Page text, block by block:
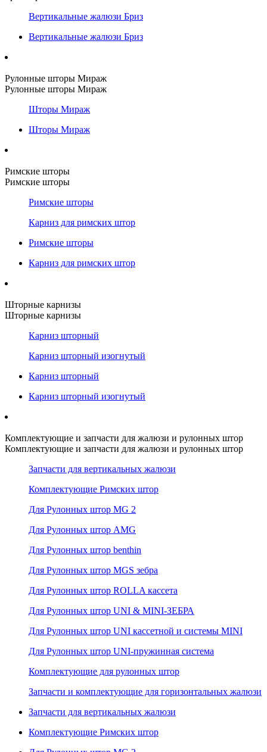
Вертикальные жалюзи Бриз
Вертикальные жалюзи Бриз
Рулонные шторы Мираж
Рулонные шторы Мираж
Шторы Мираж
Шторы Мираж
Римские шторы
Римские шторы
Римские шторы
Карниз для римских штор
Римские шторы
Карниз для римских штор
Шторные карнизы
Шторные карнизы
Карниз шторный
Карниз шторный изогнутый
Карниз шторный
Карниз шторный изогнутый
Комплектующие и запчасти для жалюзи и рулонных штор
Комплектующие и запчасти для жалюзи и рулонных штор
Запчасти для вертикальных жалюзи
Комплектующие Римских штор
Для Рулонных штор MG 2
Для Рулонных штор AMG
Для Рулонных штор benthin
Для Рулонных штор MGS зебра
Для Рулонных штор ROLLA кассета
Для Рулонных штор UNI & MINI-ЗЕБРА
Для Рулонных штор UNI кассетной и системы MINI
Для Рулонных штор UNI-пружинная система
Комплектующие для рулонных штор
Запчасти и комплектующие для горизонтальных жалюзи
Запчасти для вертикальных жалюзи
Комплектующие Римских штор